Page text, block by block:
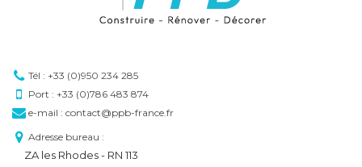
Tél : +33 (0)950 234 285
Port : +33 (0)786 483 874
e-mail : contact@ppb-france.fr
Adresse bureau :
ZA les Rhodes - RN 113